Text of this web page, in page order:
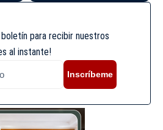
para recibir nuestros
al instante!
Inscríbeme